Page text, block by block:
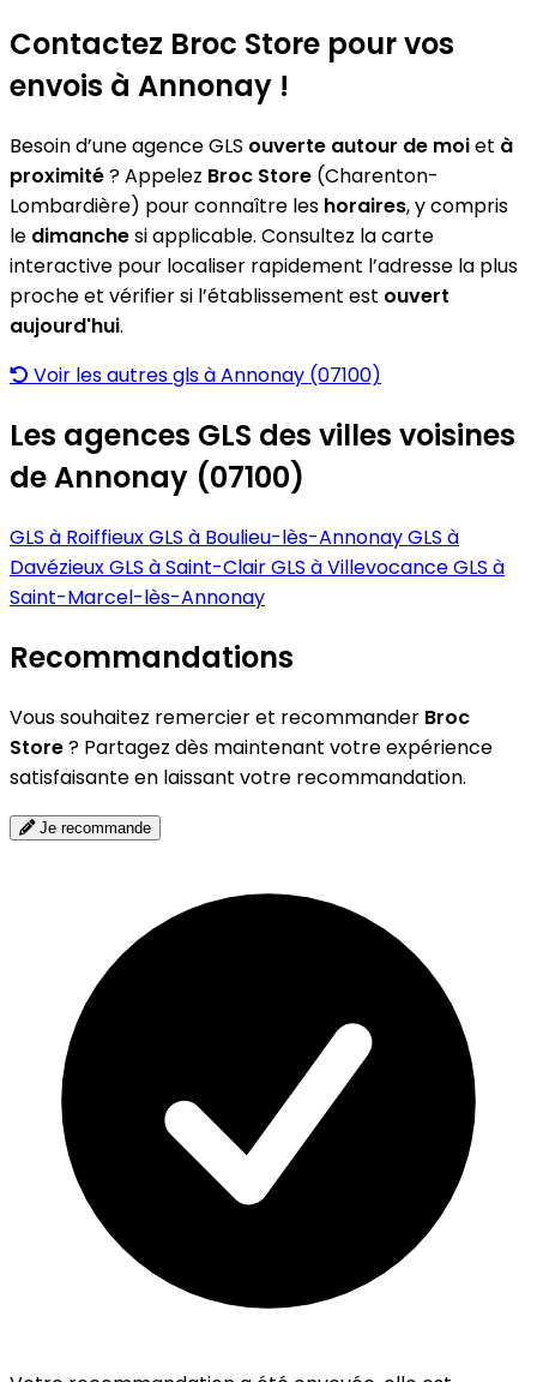
Contactez Broc Store pour vos
envois à Annonay !
Besoin d’une agence GLS ouverte autour de moiet à
proximité? Appelez Broc Store (Charenton-
Lombardière) pour connaître les horaires, y compris
le dimanchesi applicable. Consultez la carte
interactive pour localiser rapidement l’adresse la plus
proche et vérifier si l’établissement est ouvert
aujourd'hui.
Voir les autres gls à Annonay (07100)
Les agences GLS des villes voisines
de Annonay (07100)
GLS à RoiffieuxGLS à Boulieu-lès-AnnonayGLS à
DavézieuxGLS à Saint-ClairGLS à VillevocanceGLS à
Saint-Marcel-lès-Annonay
Recommandations
Vous souhaitez remercier et recommander Broc
Store? Partagez dès maintenant votre expérience
satisfaisante en laissant votre recommandation.
Je recommande